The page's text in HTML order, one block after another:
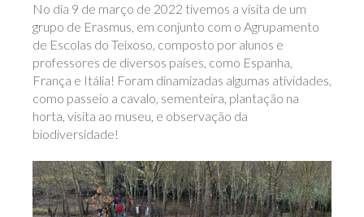
No dia 9 de março de 2022 tivemos a visita de um
grupo de Erasmus, em conjunto com o Agrupamento
de Escolas do Teixoso, composto por alunos e
professores de diversos países, como Espanha,
França e Itália! Foram dinamizadas algumas atividades,
como passeio a cavalo, sementeira, plantação na
horta, visita ao museu, e observação da
biodiversidade!